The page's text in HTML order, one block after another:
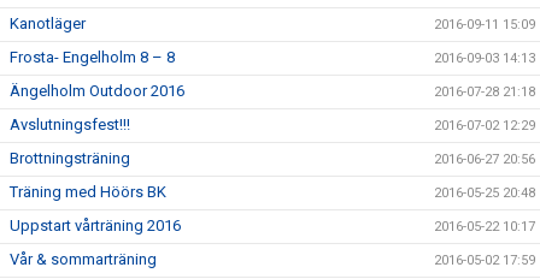
Kanotläger 2016-09-11 15:09
Frosta- Engelholm 8 – 8 2016-09-03 14:13
Ängelholm Outdoor 2016 2016-07-28 21:18
Avslutningsfest!!! 2016-07-02 12:29
Brottningsträning 2016-06-27 20:56
Träning med Höörs BK 2016-05-25 20:48
Uppstart vårträning 2016 2016-05-22 10:17
Vår & sommarträning 2016-05-02 17:59